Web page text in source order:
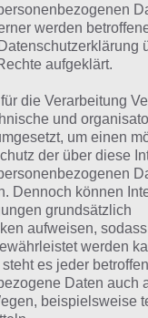
Funktion in der
der Spieler. Tippst du
bekommt er 2 rote Pfeile
blaue Pfeile nach Hinten
zeigen die
vorsichtig, jetzt alle
läufst du Gefahr,
daher nur einige
und gib ihnen einen
helfen sollen. Defensiv
AMC Spieler sein, wenn
deinem Team hast.
werden
aufgeklärt.
die Verarbeitung
und
um einen
der über diese
Dennoch können
grundsätzlich
aufweisen,
werden
es jeder
Daten auch
beispielsweise